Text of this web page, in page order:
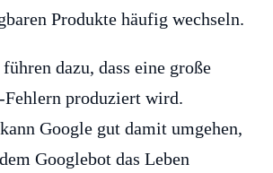
Produkte häufig wechseln.
dazu, dass eine große
produziert wird.
Google gut damit umgehen,
Googlebot das Leben